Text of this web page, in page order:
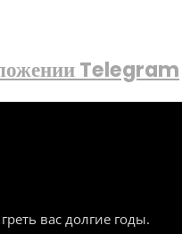
Telegram
вас долгие годы.